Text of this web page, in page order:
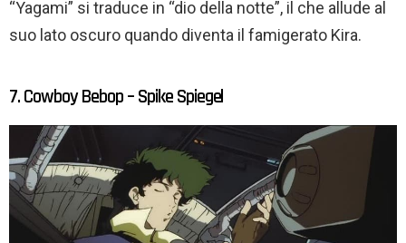
“Yagami” si traduce in “dio della notte”, il che allude al
suo lato oscuro quando diventa il famigerato Kira.
7. Cowboy Bebop – Spike Spiegel